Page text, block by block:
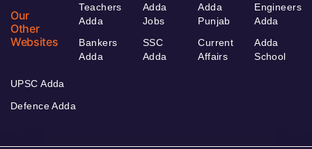
Our
Other
Websites
Teachers
Adda
Bankers
Adda
Adda
Jobs
SSC
Adda
Adda
Punjab
Current
Affairs
Engineers
Adda
Adda
School
UPSC Adda
Defence Adda